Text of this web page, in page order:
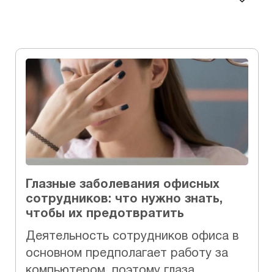
Глазные заболевания офисных
сотрудников: что нужно знать,
чтобы их предотвратить
Деятельность сотрудников офиса в
основном предполагает работу за